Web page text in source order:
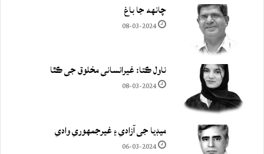
چانهه جا باغ
08-03-2024
ناول ڪتا: غيرانساني مخلوق جي ڪٿا
08-03-2024
ميڊيا جي آزادي ۽ غيرجمھوري وادي
06-03-2024